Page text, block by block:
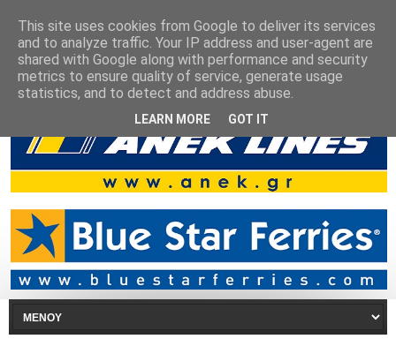
This site uses cookies from Google to deliver its services
and to analyze traffic. Your IP address and user-agent are
shared with Google along with performance and security
metrics to ensure quality of service, generate usage
statistics, and to detect and address abuse.
LEARN MORE GOT IT